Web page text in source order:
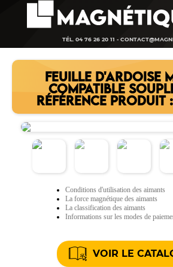
TÉL. 04 76 26 20 11 -
FEUILLE D'ARDOISE
COMPATIBLE
RÉFÉRENCE PRODUIT :
Conditions d'utilisation des aimants
La force magnétique des aimants
La classification des aimants
Informations sur les modes de
VOIR LE